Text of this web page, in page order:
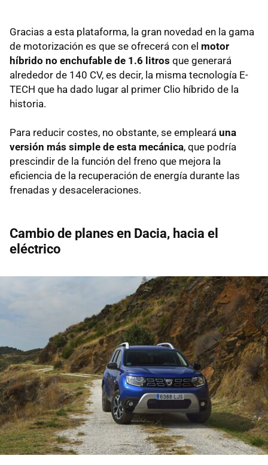
Gracias a esta plataforma, la gran novedad en la gama
de motorización es que se ofrecerá con el motor
híbrido no enchufable de 1.6 litros que generará
alrededor de 140 CV, es decir, la misma tecnología E-
TECH que ha dado lugar al primer Clio híbrido de la
historia.
Para reducir costes, no obstante, se empleará una
versión más simple de esta mecánica, que podría
prescindir de la función del freno que mejora la
eficiencia de la recuperación de energía durante las
frenadas y desaceleraciones.
Cambio de planes en Dacia, hacia el
eléctrico